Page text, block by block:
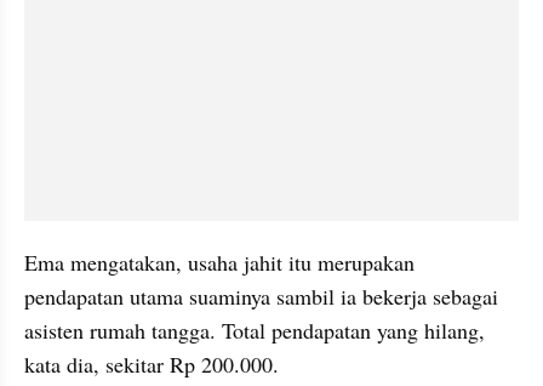
Ema mengatakan, usaha jahit itu merupakan
pendapatan utama suaminya sambil ia bekerja sebagai
asisten rumah tangga. Total pendapatan yang hilang,
kata dia, sekitar Rp 200.000.